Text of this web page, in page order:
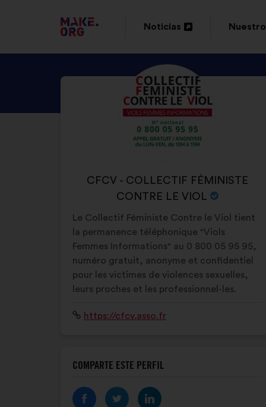
IR
A
LA
PÁGINA
MAKE.ORG
Noticias
una
nueva
pestaña
DESCUBRE
EL
PERFIL
DE
COLLECTIF
CONTRE
LE
VIOL
NOMBRE
LA
ORGANIZACIÓN:
CFCV - COLLECTIF FÉMINISTE
CONTRE LE VIOL
Biografía:
Le Collectif Féministe Contre le Viol tient
la permanence téléphonique "Viols
Femmes Informations" au 0 800 05 95 95,
numéro gratuit, anonyme et confidentiel
pour les victimes de violences sexuelles,
leurs proches et les professionnel-les.
Sitiohttps://cfcv.asso.fr
COMPARTE ESTE PERFIL